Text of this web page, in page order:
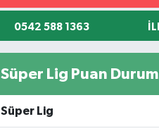
0542 588 1363
Süper Lig Puan
Süper Lig